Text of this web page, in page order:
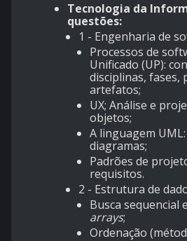
Tecnologia da
questões:
1 - Engenharia de
Processos de
Unificado (UP):
disciplinas, fases,
artefatos;
UX; Análise e
objetos;
A linguagem
diagramas;
Padrões de
requisitos.
2 - Estrutura de
Busca sequencial
arrays;
Ordenação